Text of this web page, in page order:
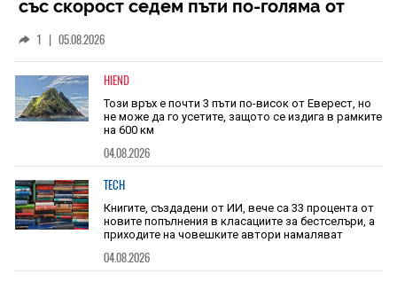
със скорост седем пъти по-голяма от
1 | 05.08.2026
HIEND
Този връх е почти 3 пъти по-висок от Еверест, но
не може да го усетите, защото се издига в рамките
на 600 км
04.08.2026
TECH
Книгите, създадени от ИИ, вече са 33 процента от
новите попълнения в класациите за бестселъри, а
приходите на човешките автори намаляват
04.08.2026